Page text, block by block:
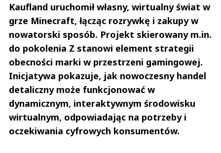
Kaufland uruchomił własny, wirtualny świat w
grze Minecraft, łącząc rozrywkę i zakupy w
nowatorski sposób. Projekt skierowany m.in.
do pokolenia Z stanowi element strategii
obecności marki w przestrzeni gamingowej.
Inicjatywa pokazuje, jak nowoczesny handel
detaliczny może funkcjonować w
dynamicznym, interaktywnym środowisku
wirtualnym, odpowiadając na potrzeby i
oczekiwania cyfrowych konsumentów.